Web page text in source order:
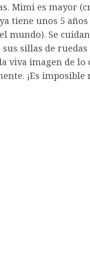
Mimi es mayor
tiene unos 5
mundo). Se
sillas de
la viva imagen de
¡Es imposible